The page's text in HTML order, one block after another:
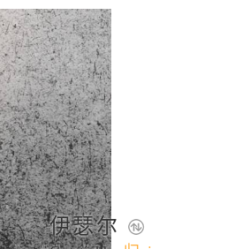
伊瑟尔